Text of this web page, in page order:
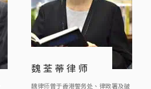
魏荃蒂律师
魏律师曾于香港警务处、律政署及破